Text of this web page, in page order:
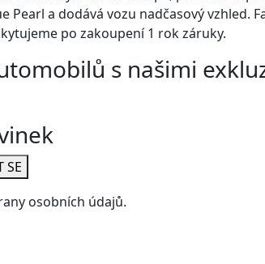
Pearl a dodává vozu nadčasový vzhled.
po zakoupení 1 rok záruky.
s našimi
SE
osobních údajů.